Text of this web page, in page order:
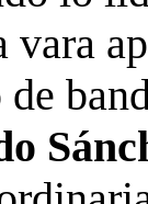
vara